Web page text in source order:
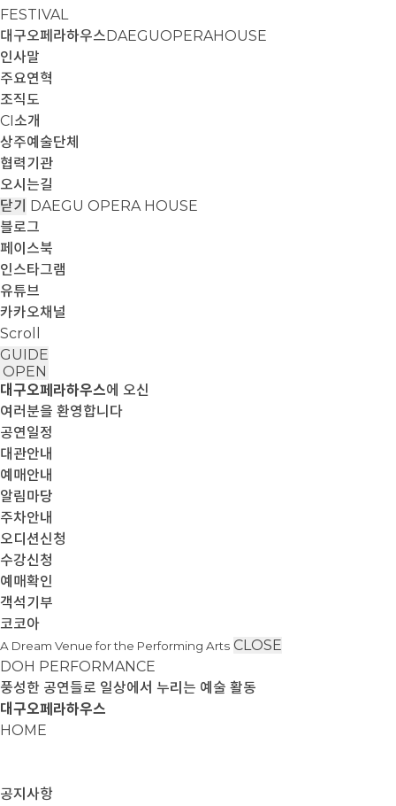
FESTIVAL
대구오페라하우스DAEGUOPERAHOUSE
인사말
주요연혁
조직도
CI소개
상주예술단체
협력기관
오시는길
닫기 DAEGU OPERA HOUSE
블로그
페이스북
인스타그램
유튜브
카카오채널
Scroll
GUIDE
OPEN
대구오페라하우스에 오신
여러분을 환영합니다
공연일정
대관안내
예매안내
알림마당
주차안내
오디션신청
수강신청
예매확인
객석기부
코코아
A Dream Venue for the Performing Arts CLOSE
DOH PERFORMANCE
풍성한 공연들로 일상에서 누리는 예술 활동
대구오페라하우스
HOME
공지사항